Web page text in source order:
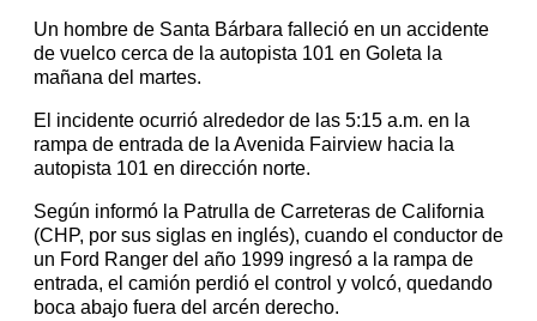
Un hombre de Santa Bárbara falleció en un accidente
de vuelco cerca de la autopista 101 en Goleta la
mañana del martes.
El incidente ocurrió alrededor de las 5:15 a.m. en la
rampa de entrada de la Avenida Fairview hacia la
autopista 101 en dirección norte.
Según informó la Patrulla de Carreteras de California
(CHP, por sus siglas en inglés), cuando el conductor de
un Ford Ranger del año 1999 ingresó a la rampa de
entrada, el camión perdió el control y volcó, quedando
boca abajo fuera del arcén derecho.